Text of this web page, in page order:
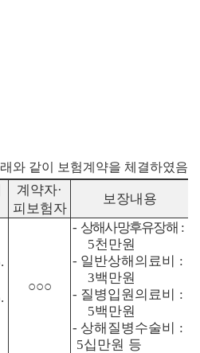
와 같이 보험계약을 체결하였음
계약자·
피보험자
보장내용
○○○
- 상해사망후유장해 :
5천만원
- 일반상해의료비 :
3백만원
- 질병입원의료비 :
5백만원
- 상해질병수술비 :
5십만원 등